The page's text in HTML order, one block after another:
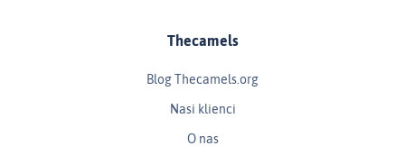
Thecamels
Blog Thecamels.org
Nasi klienci
O nas